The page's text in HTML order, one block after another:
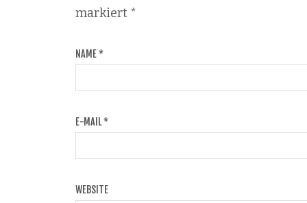
markiert *
NAME*
E-MAIL*
WEBSITE